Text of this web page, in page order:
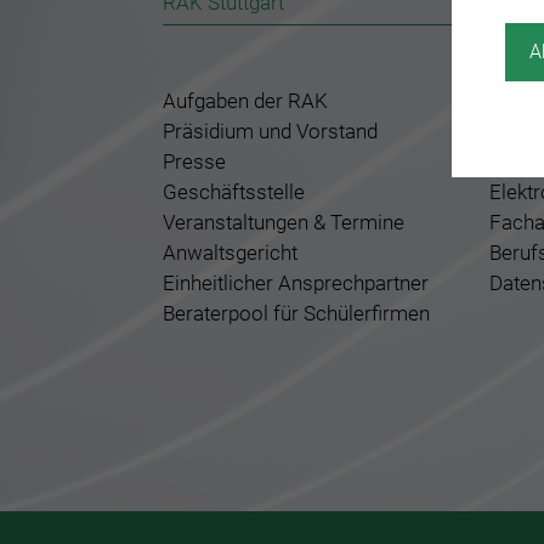
Aufgaben der RAK
Präsidium und Vorstand
Presse
Geschäftsstelle
Veranstaltungen & Termine
Anwaltsgericht
Einheitlicher Ansprechpartner
Beraterpool für Schülerfirmen